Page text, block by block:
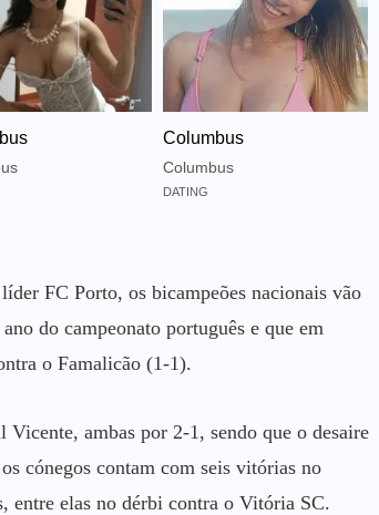
Columbus
Columbus
DATING
FC Porto, os bicampeões nacionais vão
do campeonato português e que em
o Famalicão (1-1).
ambas por 2-1, sendo que o desaire
cónegos contam com seis vitórias no
entre elas no dérbi contra o Vitória SC.